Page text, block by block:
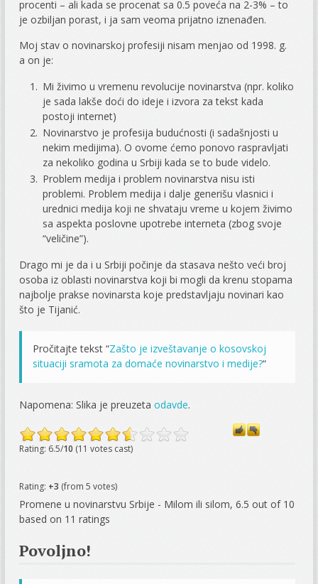
procenti – ali kada se procenat sa 0.5 poveća na 2-3% – to
je ozbiljan porast, i ja sam veoma prijatno iznenađen.
Moj stav o novinarskoj profesiji nisam menjao od 1998. g.
a on je:
Mi živimo u vremenu revolucije novinarstva (npr. koliko
je sada lakše doći do ideje i izvora za tekst kada
postoji internet)
Novinarstvo je profesija budućnosti (i sadašnjosti u
nekim medijima). O ovome ćemo ponovo raspravljati
za nekoliko godina u Srbiji kada se to bude videlo.
Problem medija i problem novinarstva nisu isti
problemi. Problem medija i dalje generišu vlasnici i
urednici medija koji ne shvataju vreme u kojem živimo
sa aspekta poslovne upotrebe interneta (zbog svoje
“veličine”).
Drago mi je da i u Srbiji počinje da stasava nešto veći broj
osoba iz oblasti novinarstva koji bi mogli da krenu stopama
najbolje prakse novinarsta koje predstavljaju novinari kao
što je Tijanić.
Pročitajte tekst “Zašto je izveštavanje o kosovskoj
situaciji sramota za domaće novinarstvo i medije?“
Napomena: Slika je preuzetaodavde.
Rating: 6.5/10 (11 votes cast)
Rating: +3 (from 5 votes)
Promene u novinarstvu Srbije - Milom ili silom,6.5 out of 10
based on 11 ratings
Povoljno!